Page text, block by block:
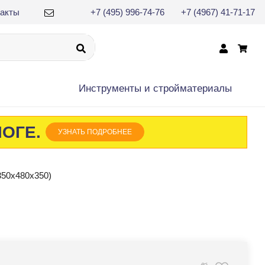
+7 (495) 996-74-76 +7 (4967) 41-71-17
Инструменты и cтройматериалы
УЗНАТЬ ПОДРОБНЕЕ